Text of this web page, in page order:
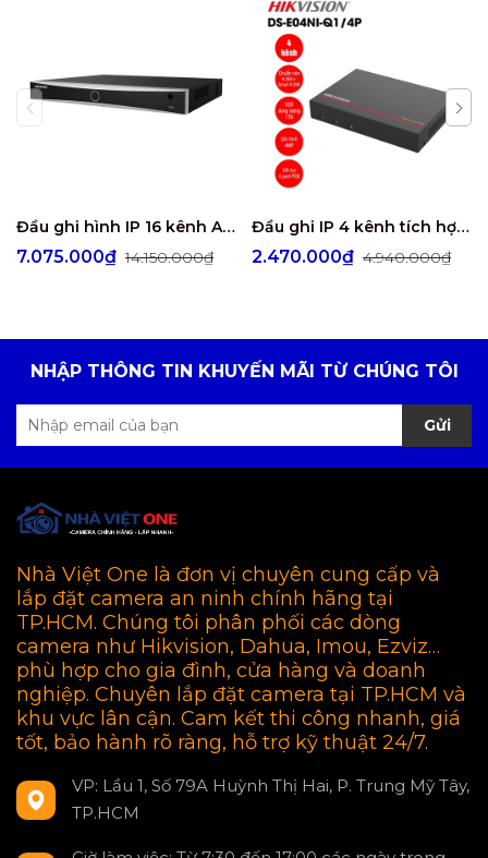
Đầu ghi hình IP 16 kênh AcuSense HIKVISION DS-7616NXI-K2
7.075.000₫14.150.000₫
Đầu ghi IP 4 kênh tích hợp ổ cứng SSD Hikvision DS-E04NI-Q1/4P
2.470.000₫ 4.940.000₫
NHẬP THÔNG TIN KHUYẾN MÃI TỪ CHÚNG TÔI
Gửi
Nhà Việt One là đơn vị chuyên cung cấp và
lắp đặt camera an ninh chính hãng tại
TP.HCM. Chúng tôi phân phối các dòng
camera như Hikvision, Dahua, Imou, Ezviz…
phù hợp cho gia đình, cửa hàng và doanh
nghiệp. Chuyên lắp đặt camera tại TP.HCM và
khu vực lân cận. Cam kết thi công nhanh, giá
tốt, bảo hành rõ ràng, hỗ trợ kỹ thuật 24/7.
VP: Lầu 1, Số 79A Huỳnh Thị Hai, P. Trung Mỹ Tây,
TP.HCM